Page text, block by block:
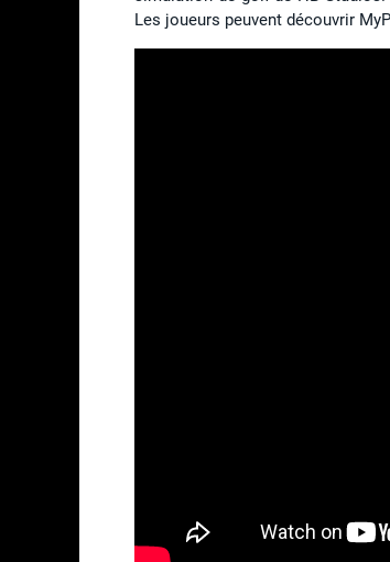
Les joueurs peuvent découvrir